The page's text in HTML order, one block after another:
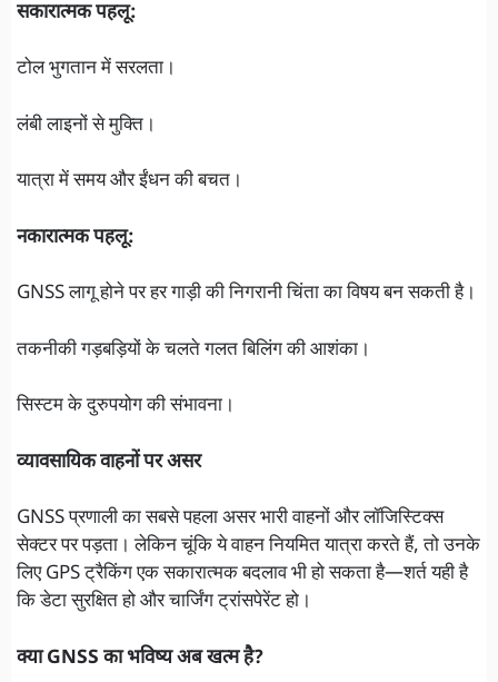
सकारात्मक पहलू:
टोल भुगतान में सरलता।
लंबी लाइनों से मुक्ति।
यात्रा में समय और ईंधन की बचत।
नकारात्मक पहलू:
GNSS लागू होने पर हर गाड़ी की निगरानी चिंता का विषय बन सकती है।
तकनीकी गड़बड़ियों के चलते गलत बिलिंग की आशंका।
सिस्टम के दुरुपयोग की संभावना।
व्यावसायिक वाहनों पर असर
GNSS प्रणाली का सबसे पहला असर भारी वाहनों और लॉजिस्टिक्स
सेक्टर पर पड़ता। लेकिन चूंकि ये वाहन नियमित यात्रा करते हैं, तो उनके
लिए GPS ट्रैकिंग एक सकारात्मक बदलाव भी हो सकता है—शर्त यही है
कि डेटा सुरक्षित हो और चार्जिंग ट्रांसपेरेंट हो।
क्या GNSS का भविष्य अब खत्म है?